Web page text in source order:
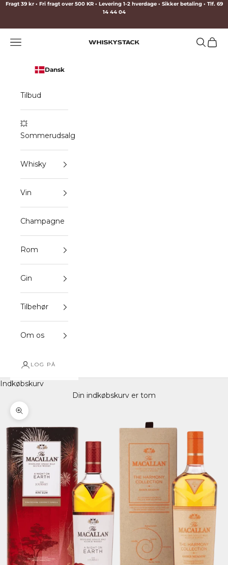
Spring til indhold
Fragt 39 kr • Fri fragt over 500 KR • Levering 1-2 hverdage • Sikker betaling • Tlf. 69
14 44 04
WHISKYSTACK
Menu Søg
Dansk
Tilbud
💥
Sommerudsalg
Whisky
Vin
Champagne
Rom
Gin
Tilbehør
Om os
LOG PÅ
Indkøbskurv
Din indkøbskurv er tom
Zoom